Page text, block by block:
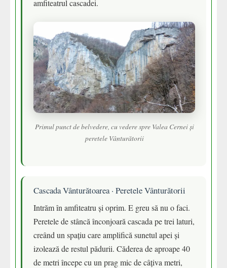
amfiteatrul cascadei.
Primul punct de belvedere, cu vedere spre Valea Cernei și
peretele Vânturătorii
Cascada Vânturătoarea · Peretele Vânturătorii
Intrăm în amfiteatru și oprim. E greu să nu o faci.
Peretele de stâncă înconjoară cascada pe trei laturi,
creând un spațiu care amplifică sunetul apei și
izolează de restul pădurii. Căderea de aproape 40
de metri începe cu un prag mic de câțiva metri,